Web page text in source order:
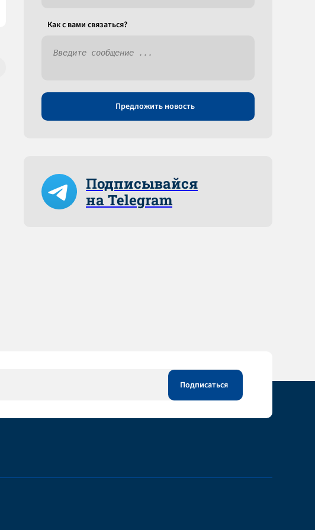
Как c вами связаться?
Предложить новость
Подписывайся
на Telegram